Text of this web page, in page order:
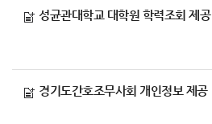
성균관대학교 대학원 학력조회 제공
경기도간호조무사회 개인정보 제공